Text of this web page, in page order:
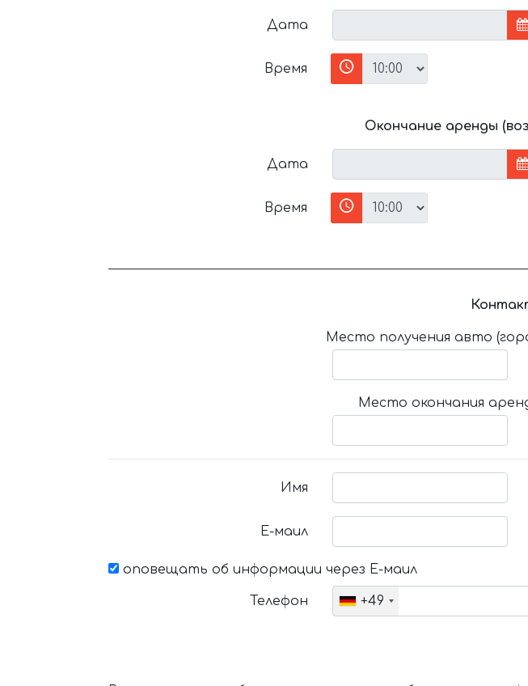
Дата
Время
Окончание аренды
Дата
Время
Место получения авто
Место окончания
Имя
Е-маил
оповещать об информации через Е-маил
Телефон +49